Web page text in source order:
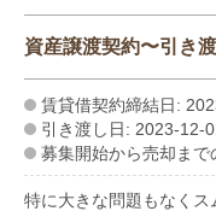
資産譲渡契約〜引き
賃貸借契約締結日:
引き渡し日: 2023-12-
募集開始から売却まで
特に大きな問題もなくス